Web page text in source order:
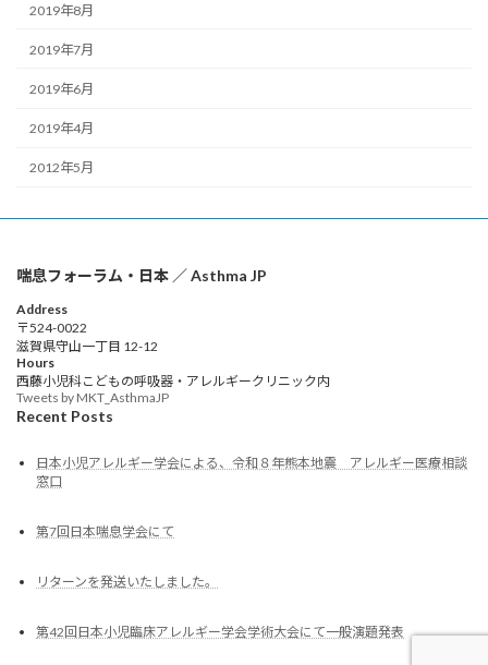
2019年8月
2019年7月
2019年6月
2019年4月
2012年5月
喘息フォーラム・日本 ／ Asthma JP
Address
〒524-0022
滋賀県守山一丁目 12-12
Hours
西藤小児科こどもの呼吸器・アレルギークリニック内
Tweets by MKT_AsthmaJP
Recent Posts
日本小児アレルギー学会による、令和８年熊本地震 アレルギー医療相談
窓口
第7回日本喘息学会にて
リターンを発送いたしました。
第42回日本小児臨床アレルギー学会学術大会にて一般演題発表